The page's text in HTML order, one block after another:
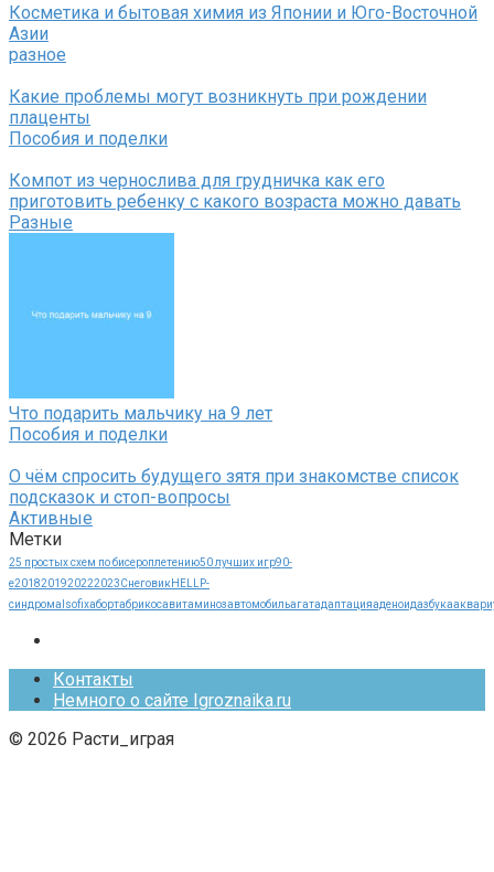
Косметика и бытовая химия из Японии и Юго-Восточной
Азии
разное
Какие проблемы могут возникнуть при рождении
плаценты
Пособия и поделки
Компот из чернослива для грудничка как его
приготовить ребенку с какого возраста можно давать
Разные
Что подарить мальчику на 9 лет
Пособия и поделки
О чём спросить будущего зятя при знакомстве список
подсказок и стоп-вопросы
Активные
Метки
25 простых схем по бисероплетению50 лучших игр90-
е2018201920222023CнеговикHELLP-
синдрома Isofixабортабрикосавитаминозавтомобильагатадаптацияаденоидазбука
Контакты
Немного о сайте Igroznaika.ru
© 2026 Расти_играя